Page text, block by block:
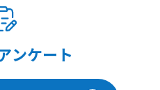
ンケート